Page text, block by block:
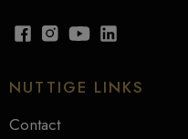
NUTTIGE LINKS
Contact